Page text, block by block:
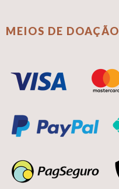
MEIOS DE DOAÇÃO